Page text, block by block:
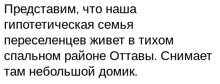
Представим, что наша
гипотетическая семья
переселенцев живет в тихом
спальном районе Оттавы. Снимает
там небольшой домик.